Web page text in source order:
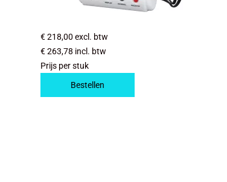
€ 218,00 excl. btw
€ 263,78 incl. btw
Prijs per stuk
Bestellen